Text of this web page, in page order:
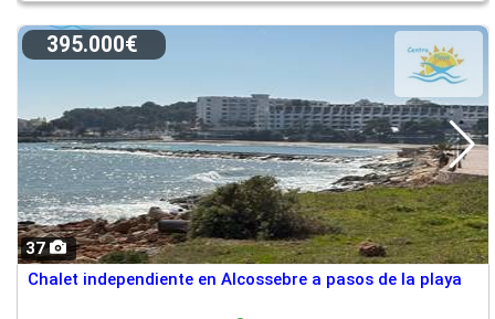
37
395.000€
Chalet independiente en Alcossebre a pasos de la playa